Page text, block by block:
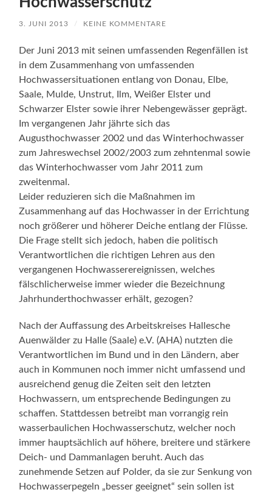
3. JUNI 2013 / KEINE KOMMENTARE
Der Juni 2013 mit seinen umfassenden Regenfällen ist
in dem Zusammenhang von umfassenden
Hochwassersituationen entlang von Donau, Elbe,
Saale, Mulde, Unstrut, Ilm, Weißer Elster und
Schwarzer Elster sowie ihrer Nebengewässer geprägt.
Im vergangenen Jahr jährte sich das
Augusthochwasser 2002 und das Winterhochwasser
zum Jahreswechsel 2002/2003 zum zehntenmal sowie
das Winterhochwasser vom Jahr 2011 zum
zweitenmal.
Leider reduzieren sich die Maßnahmen im
Zusammenhang auf das Hochwasser in der Errichtung
noch größerer und höherer Deiche entlang der Flüsse.
Die Frage stellt sich jedoch, haben die politisch
Verantwortlichen die richtigen Lehren aus den
vergangenen Hochwasserereignissen, welches
fälschlicherweise immer wieder die Bezeichnung
Jahrhunderthochwasser erhält, gezogen?
Nach der Auffassung des Arbeitskreises Hallesche
Auenwälder zu Halle (Saale) e.V. (AHA) nutzten die
Verantwortlichen im Bund und in den Ländern, aber
auch in Kommunen noch immer nicht umfassend und
ausreichend genug die Zeiten seit den letzten
Hochwassern, um entsprechende Bedingungen zu
schaffen. Stattdessen betreibt man vorrangig rein
wasserbaulichen Hochwasserschutz, welcher noch
immer hauptsächlich auf höhere, breitere und stärkere
Deich- und Dammanlagen beruht. Auch das
zunehmende Setzen auf Polder, da sie zur Senkung von
Hochwasserpegeln „besser geeignet“ sein sollen ist